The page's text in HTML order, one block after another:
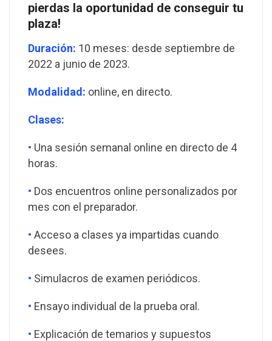
pierdas la oportunidad de conseguir tu
plaza!
Duración: 10 meses: desde septiembre de
2022 a junio de 2023.
Modalidad: online, en directo.
Clases:
• Una sesión semanal online en directo de 4
horas.
• Dos encuentros online personalizados por
mes con el preparador.
• Acceso a clases ya impartidas cuando
desees.
• Simulacros de examen periódicos.
• Ensayo individual de la prueba oral.
• Explicación de temarios y supuestos